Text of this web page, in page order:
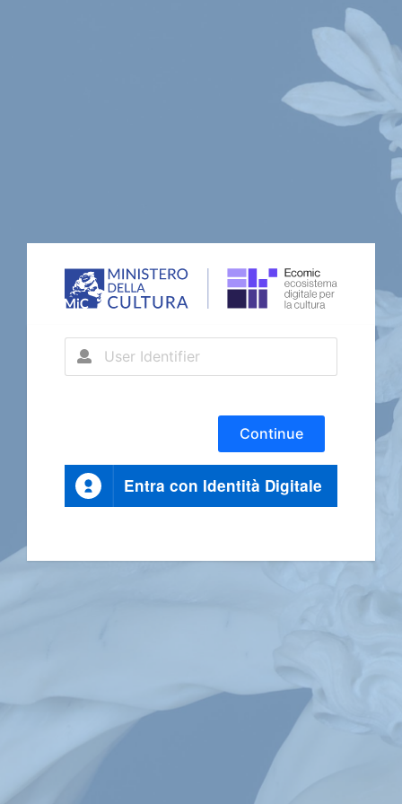
Continue
Entra con Identità Digitale